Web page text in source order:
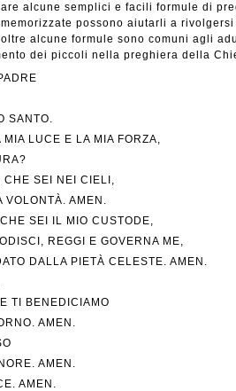
alcune semplici e facili formule di
possono aiutarli a
alcune formule sono comuni agli
dei piccoli nella preghiera della
SANTO.
MIA LUCE E LA MIA FORZA,
CHE SEI NEI CIELI,
VOLONTÀ. AMEN.
SEI IL MIO CUSTODE,
REGGI E GOVERNA ME,
DALLA PIETÀ CELESTE. AMEN.
TI BENEDICIAMO
AMEN.
AMEN.
AMEN.